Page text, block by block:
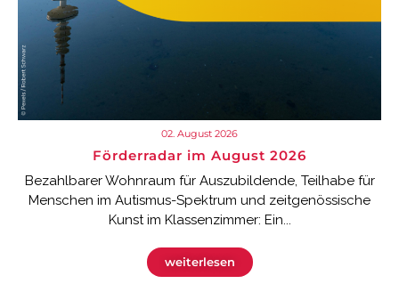
02. August 2026
Förderradar im August 2026
Bezahlbarer Wohnraum für Auszubildende, Teilhabe für
Menschen im Autismus-Spektrum und zeitgenössische
Kunst im Klassenzimmer: Ein...
weiterlesen